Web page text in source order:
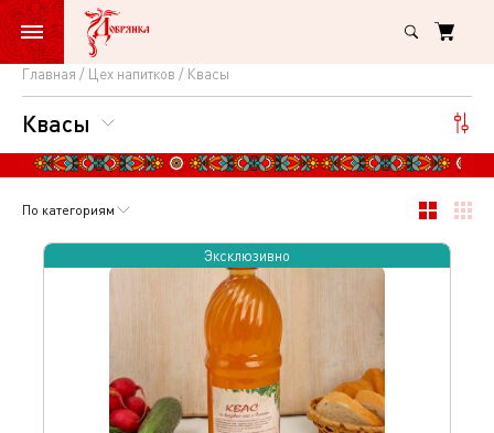
Главная Цех напитков Квасы
Квасы
Квасы
По категориям
Эксклюзивно